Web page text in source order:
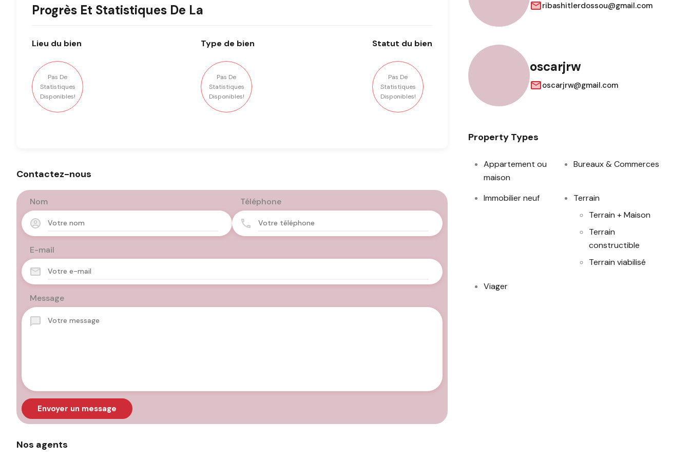
Progrès Et Statistiques De La
Lieu du bien
Pas De
Statistiques
Disponibles!
Type de bien
Pas De
Statistiques
Disponibles!
Statut du bien
Pas De
Statistiques
Disponibles!
Contactez-nous
Nom Téléphone
E-mail
Message
Envoyer un message
Nos agents
ribashitlerdossou@gmail.com
oscarjrw
oscarjrw@gmail.com
Property Types
Appartement ou
maison
Bureaux & Commerces
Immobilier neuf
Terrain
Terrain + Maison
Terrain
constructible
Terrain viabilisé
Viager